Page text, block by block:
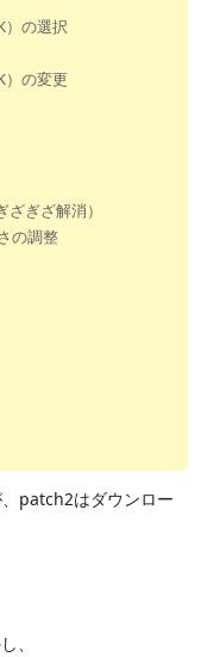
）の選択
）の変更
ぎざ解消）
の調整
patch2はダウンロー
、